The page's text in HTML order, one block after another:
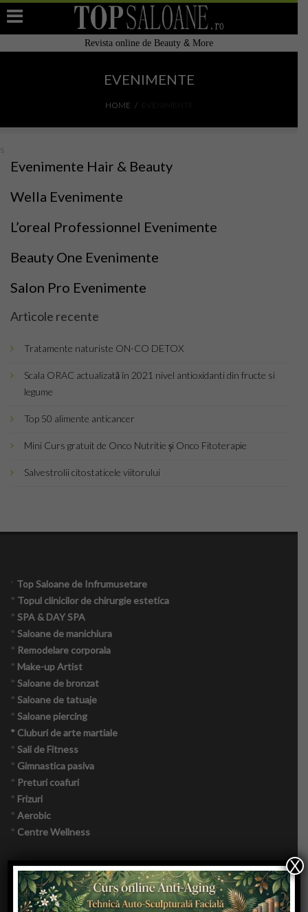
Home
Filtre de apa alcalina restructurata Japonia
Top Saloane Infrumusetare Romania
Top Saloane Infrumusetare Bucuresti
Top Saloane Infrumusetare Ilfov
Top Saloane de Manichiura
Epilare definitiva
CONTACT
Top Clinici Chirurgie Estetica
Top Saloane Infrumusetare Sector 1
Top Saloane Infrumusetare Sector 2
Top Saloane Infrumusetare Sector 3
Top Saloane Infrumusetare Sector 4
Top Importatori Aparatura Saloane
Login
Revista online de Beauty & More
EVENIMENTE
HOME
s
Evenimente Hair & Beauty
Wella Evenimente
L’oreal Professionnel Evenimente
Beauty One Evenimente
Salon Pro Evenimente
Articole recente
Tratamente naturiste ON-CO DETOX
Scala ORAC actualizată în 2021 nivel antioxidanti din fructe si
legume
Top 50 alimente anticancer
Mini Curs gratuit de Onco Nutritie și Onco Fitoterapie
Salvestrolii citostaticele viitorului
* Top Saloane de Infrumusetare
* Topul clinicilor de chirurgie estetica
* SPA & DAY SPA
* Saloane de manichiura
* Remodelare corporala
* Make-up Artist
* Saloane de bronzat
* Saloane de tatuaje
* Saloane piercing
* Cluburi de arte martiale
* Sali de Fitness
* Gimnastica pasiva
* Preturi coafuri
* Frizuri
* Aerobic
* Centre Wellness
Importatori aparatura saloane si Consumabile
Make-Up
X